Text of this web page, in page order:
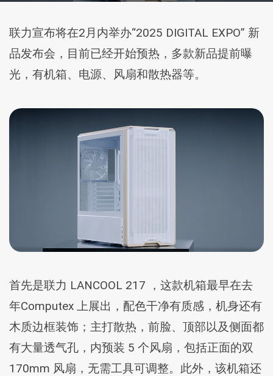
联力宣布将在2月内举办“2025 DIGITAL EXPO” 新
品发布会，目前已经开始预热，多款新品提前曝
光，有机箱、电源、风扇和散热器等。
首先是联力 LANCOOL 217 ，这款机箱最早在去
年Computex 上展出，配色干净有质感，机身还有
木质边框装饰；主打散热，前脸、顶部以及侧面都
有大量透气孔，内预装 5 个风扇，包括正面的双
170mm 风扇，无需工具可调整。此外，该机箱还